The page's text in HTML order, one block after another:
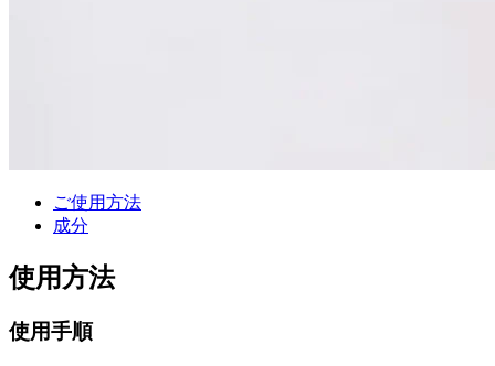
ご使用方法
成分
使用方法
使用手順